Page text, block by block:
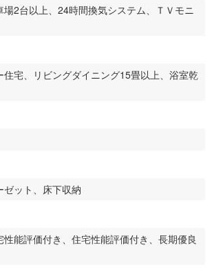
場2台以上、24時間換気システム、ＴＶモニ
宅、リビングダイニング15畳以上、浴室乾
ゼット、床下収納
能評価付き、住宅性能評価付き、長期優良